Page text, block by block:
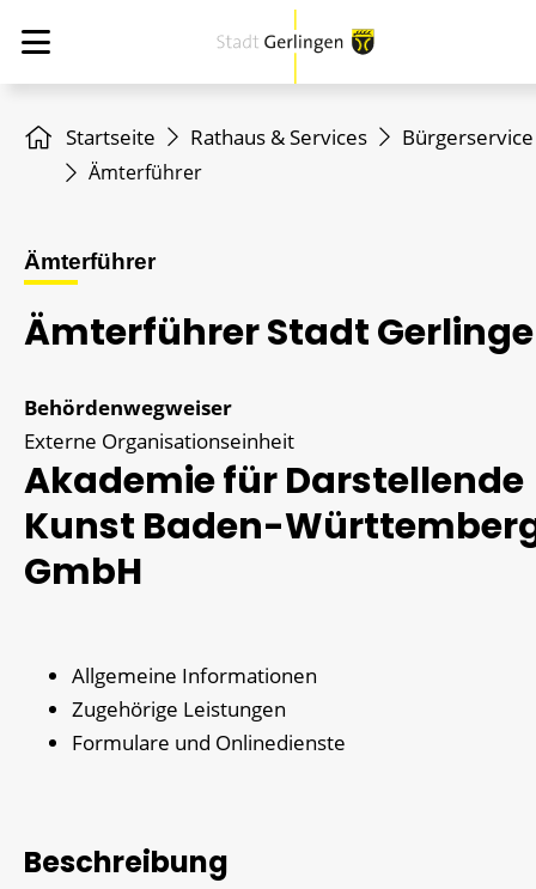
Startseite Rathaus & Services Bürgerservice
Ämterführer
Ämterführer
Ämterführer Stadt
Behördenwegweiser
Externe Organisationseinheit
Akademie für Darstellende
Kunst Baden-
GmbH
Allgemeine Informationen
Zugehörige Leistungen
Formulare und Onlinedienste
Beschreibung